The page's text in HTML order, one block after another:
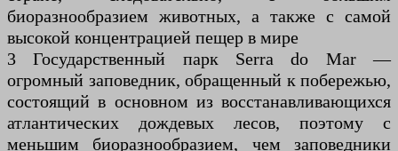
биоразнообразием животных, а также с самой
высокой концентрацией пещер в мире
3 Государственный парк Serra do Mar —
огромный заповедник, обращенный к побережью,
состоящий в основном из восстанавливающихся
атлантических дождевых лесов, поэтому с
меньшим биоразнообразием, чем заповедники